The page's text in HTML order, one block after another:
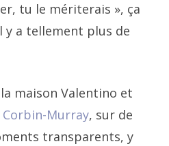
tu le mériterais », ça
y a tellement plus de
maison Valentino et
Corbin-Murray, sur de
transparents, y